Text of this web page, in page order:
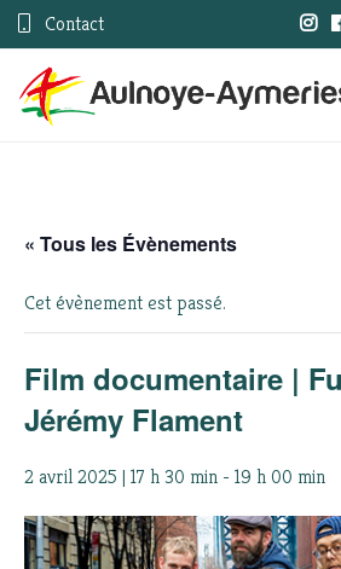
Contact
« Tous les Évènements
Cet évènement est passé.
Film documentaire |
Jérémy Flament
2 avril 2025 | 17 h 30 min - 19 h 00 min